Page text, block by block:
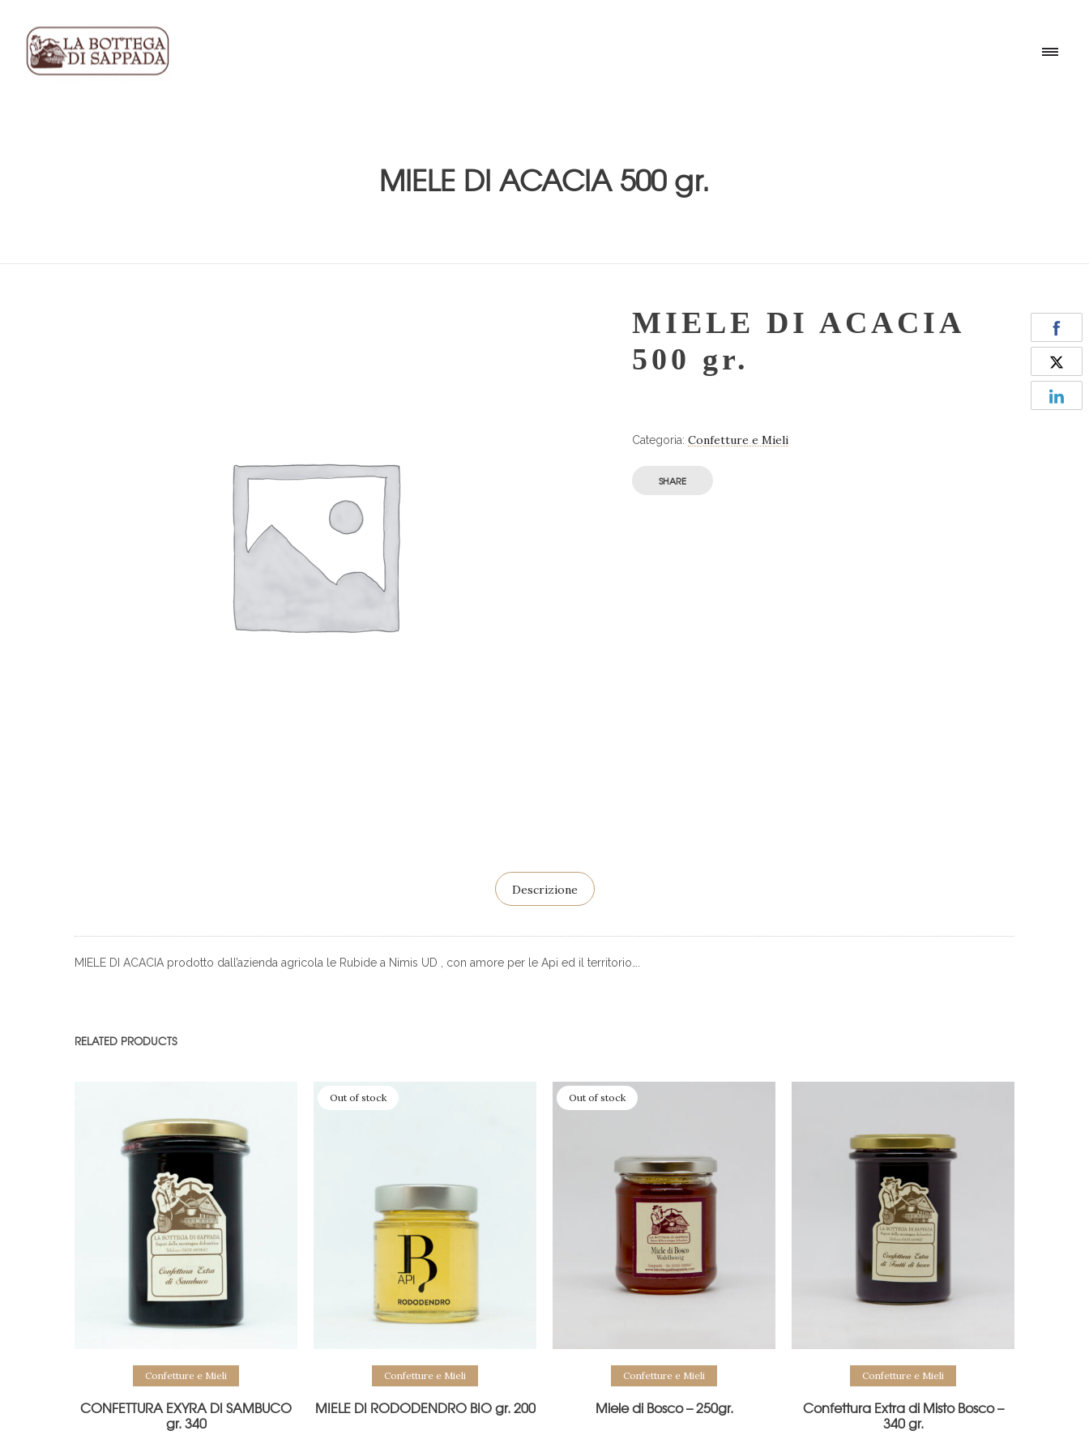
MIELE DI ACACIA 500 gr.
MIELE DI ACACIA
500 gr.
Categoria:Confetture e Mieli
SHARE
Descrizione
MIELE DI ACACIA prodotto dall’azienda agricola le Rubide a Nimis UD , con amore per le Api ed il territorio….
RELATED PRODUCTS
Confetture e Mieli
CONFETTURA EXYRA DI SAMBUCO
gr. 340
Out of stock
Confetture e Mieli
MIELE DI RODODENDRO BIO gr. 200
Out of stock
Confetture e Mieli
Miele di Bosco – 250gr.
Confetture e Mieli
Confettura Extra di Misto Bosco –
340 gr.